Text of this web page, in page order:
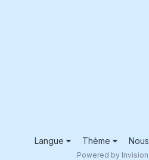
Langue Thème
Powered by